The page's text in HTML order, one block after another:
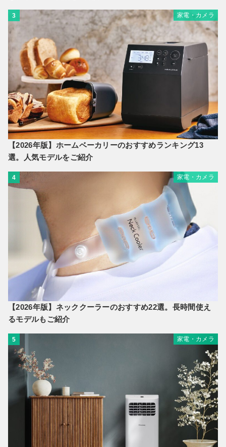
3 家電・カメラ
【2026年版】ホームベーカリーのおすすめランキング13
選。人気モデルをご紹介
4 家電・カメラ
【2026年版】ネッククーラーのおすすめ22選。長時間使え
るモデルもご紹介
5 家電・カメラ